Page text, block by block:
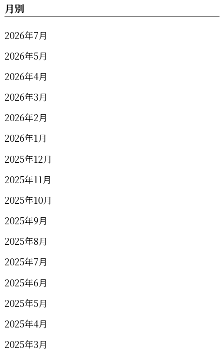
月別
2026年7月
2026年5月
2026年4月
2026年3月
2026年2月
2026年1月
2025年12月
2025年11月
2025年10月
2025年9月
2025年8月
2025年7月
2025年6月
2025年5月
2025年4月
2025年3月